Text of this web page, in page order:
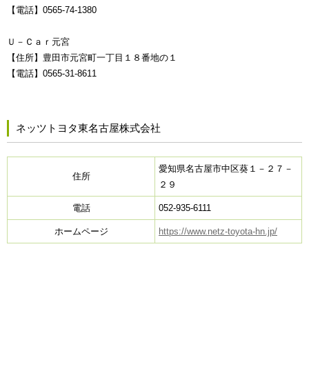
【電話】0565-74-1380
Ｕ－Ｃａｒ元宮
【住所】豊田市元宮町一丁目１８番地の１
【電話】0565-31-8611
ネッツトヨタ東名古屋株式会社
住所
愛知県名古屋市中区葵１－２７－
２９
電話 052-935-6111
ホームページ https://www.netz-toyota-hn.jp/